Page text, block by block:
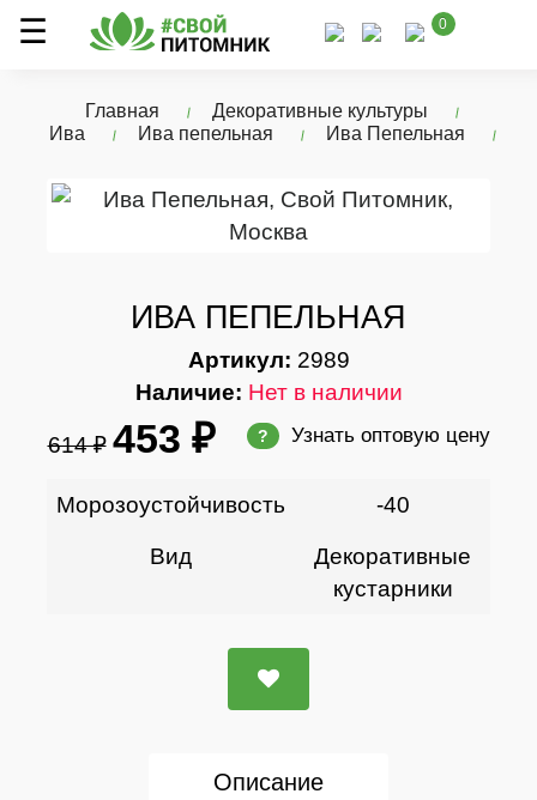
0
Главная
Декоративные культуры
Ива
Ива пепельная Ива Пепельная
ИВА ПЕПЕЛЬНАЯ
Артикул: 2989
Наличие: Нет в наличии
614 ₽ 453 ₽ ? Узнать оптовую цену
Морозоустойчивость -40
Вид
Декоративные
кустарники
Описание